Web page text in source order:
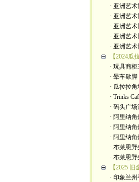
· 亚洲艺
· 亚洲艺
· 亚洲艺
· 亚洲艺
· 亚洲艺
【2024瓜
· 玩具商
· 晕车歇
· 瓜拉拉
· Trinks
· 码头广
· 阿里纳角
· 阿里纳角
· 阿里纳角
· 布莱恩
· 布莱恩
【2025
· 印象兰